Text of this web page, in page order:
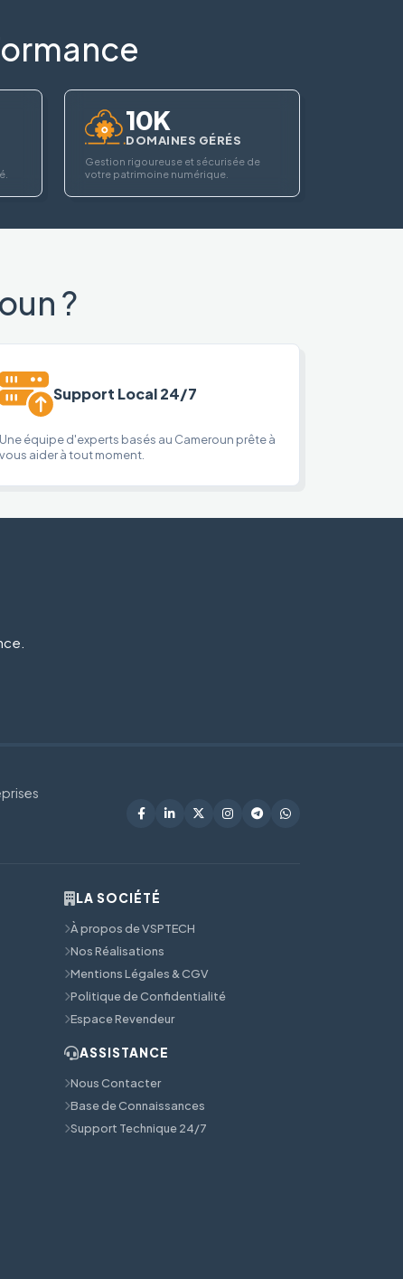
10K
DOMAINES GÉRÉS
Gestion rigoureuse et sécurisée de
votre patrimoine numérique.
?
Support Local 24/7
Une équipe d'experts basés au Cameroun prête à
vous aider à tout moment.
LA SOCIÉTÉ
À propos de VSPTECH
Nos Réalisations
Mentions Légales & CGV
Politique de Confidentialité
Espace Revendeur
ASSISTANCE
Nous Contacter
Base de Connaissances
Support Technique 24/7